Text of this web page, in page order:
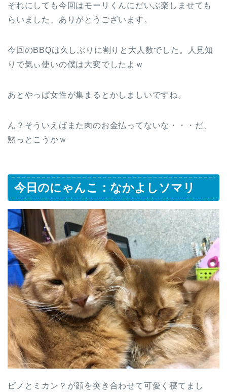
それにしても今回はモーリくんにだいぶ楽しませても
らいました、ありがとうございます。
今回のBBQは久しぶりに割りと大人数でした。人見知
りで気ぃ使いの僕は大変でしたよｗ
あとやっぱ女性が集まるとかしましいですね。
ん？そういえばまた肉のお金払ってないな・・・だ、
黙っとこうかｗ
今日のにゃんこ：なかよしソマリ
ピノとミカン？が顔を突き合わせて可愛く寝てまし